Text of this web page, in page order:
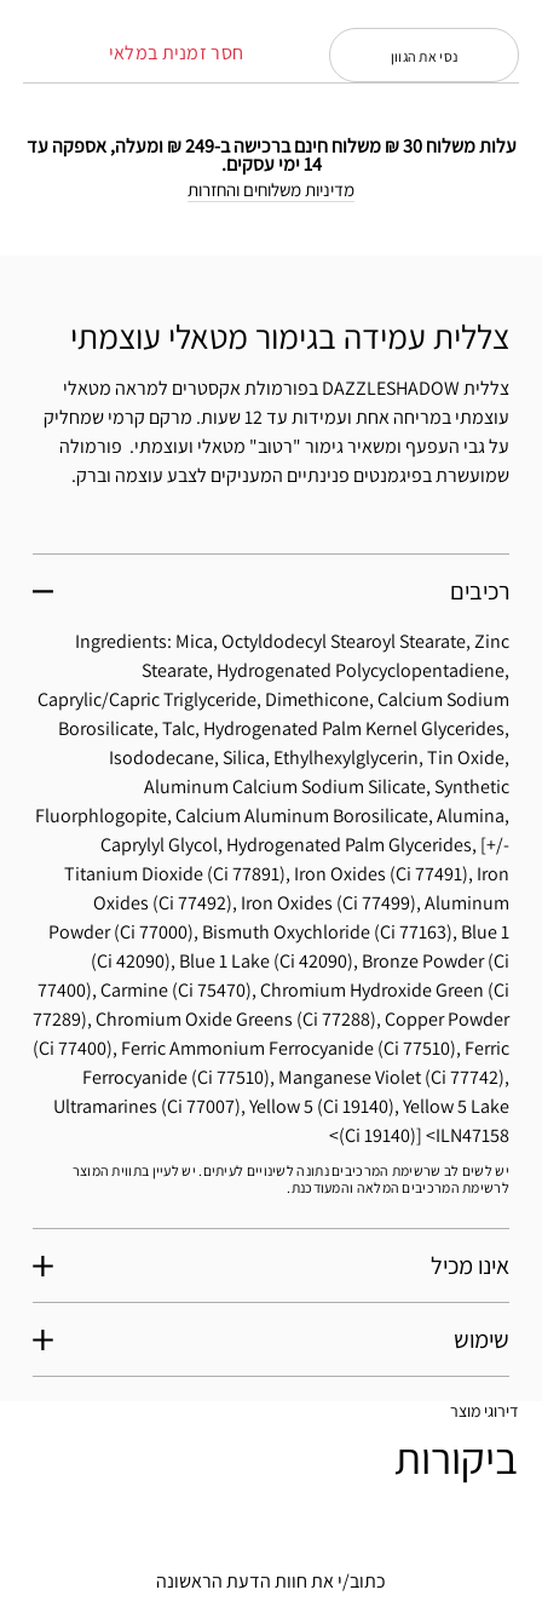
חסר זמנית במלאי נסי את הגוון
עלות משלוח 30 ₪ משלוח חינם ברכישה ב-249 ₪ ומעלה, אספקה עד
14 ימי עסקים.
מדיניות משלוחים והחזרות
צללית עמידה בגימור מטאלי עוצמתי
צללית DAZZLESHADOW בפורמולת אקסטרים למראה מטאלי
עוצמתי במריחה אחת ועמידות עד 12 שעות. מרקם קרמי שמחליק
על גבי העפעף ומשאיר גימור "רטוב" מטאלי ועוצמתי. פורמולה
שמועשרת בפיגמנטים פנינתיים המעניקים לצבע עוצמה וברק.
רכיבים
Ingredients: Mica, Octyldodecyl Stearoyl Stearate, Zinc
Stearate, Hydrogenated Polycyclopentadiene,
Caprylic/Capric Triglyceride, Dimethicone, Calcium Sodium
Borosilicate, Talc, Hydrogenated Palm Kernel Glycerides,
Isododecane, Silica, Ethylhexylglycerin, Tin Oxide,
Aluminum Calcium Sodium Silicate, Synthetic
Fluorphlogopite, Calcium Aluminum Borosilicate, Alumina,
Caprylyl Glycol, Hydrogenated Palm Glycerides, [+/-
Titanium Dioxide (Ci 77891), Iron Oxides (Ci 77491), Iron
Oxides (Ci 77492), Iron Oxides (Ci 77499), Aluminum
Powder (Ci 77000), Bismuth Oxychloride (Ci 77163), Blue 1
(Ci 42090), Blue 1 Lake (Ci 42090), Bronze Powder (Ci
77400), Carmine (Ci 75470), Chromium Hydroxide Green (Ci
77289), Chromium Oxide Greens (Ci 77288), Copper Powder
(Ci 77400), Ferric Ammonium Ferrocyanide (Ci 77510), Ferric
Ferrocyanide (Ci 77510), Manganese Violet (Ci 77742),
Ultramarines (Ci 77007), Yellow 5 (Ci 19140), Yellow 5 Lake
(Ci 19140)]
ILN47158
יש לשים לב שרשימת המרכיבים נתונה לשינויים לעיתים. יש לעיין בתווית המוצר
לרשימת המרכיבים המלאה והמעודכנת.
אינו מכיל
שימוש
דירוגי מוצר
ביקורות
כתוב/י את חוות הדעת הראשונה